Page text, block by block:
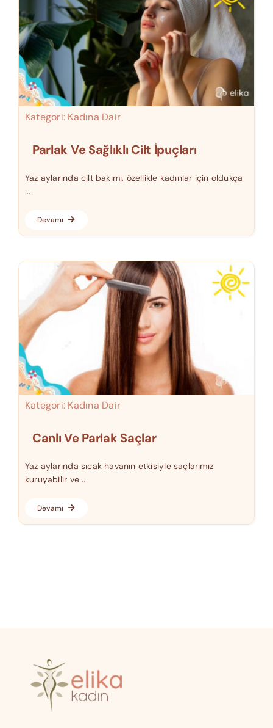
Kategori: Kadına Dair
Parlak Ve Sağlıklı Cilt İpuçları
Yaz aylarında cilt bakımı, özellikle kadınlar için oldukça
...
Devamı
Kategori: Kadına Dair
Canlı Ve Parlak Saçlar
Yaz aylarında sıcak havanın etkisiyle saçlarımız
kuruyabilir ve ...
Devamı